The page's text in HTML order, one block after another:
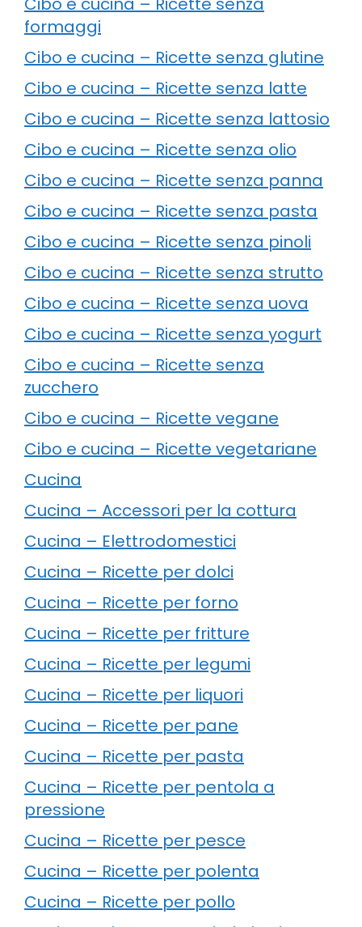
formaggi
Cibo e cucina – Ricette senza glutine
Cibo e cucina – Ricette senza latte
Cibo e cucina – Ricette senza lattosio
Cibo e cucina – Ricette senza olio
Cibo e cucina – Ricette senza panna
Cibo e cucina – Ricette senza pasta
Cibo e cucina – Ricette senza pinoli
Cibo e cucina – Ricette senza strutto
Cibo e cucina – Ricette senza uova
Cibo e cucina – Ricette senza yogurt
Cibo e cucina – Ricette senza
zucchero
Cibo e cucina – Ricette vegane
Cibo e cucina – Ricette vegetariane
Cucina
Cucina – Accessori per la cottura
Cucina – Elettrodomestici
Cucina – Ricette per dolci
Cucina – Ricette per forno
Cucina – Ricette per fritture
Cucina – Ricette per legumi
Cucina – Ricette per liquori
Cucina – Ricette per pane
Cucina – Ricette per pasta
Cucina – Ricette per pentola a
pressione
Cucina – Ricette per pesce
Cucina – Ricette per polenta
Cucina – Ricette per pollo